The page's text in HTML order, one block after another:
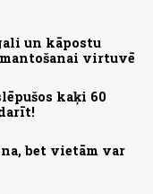
un kāpostu
virtuvē
kaķi 60
bet vietām var